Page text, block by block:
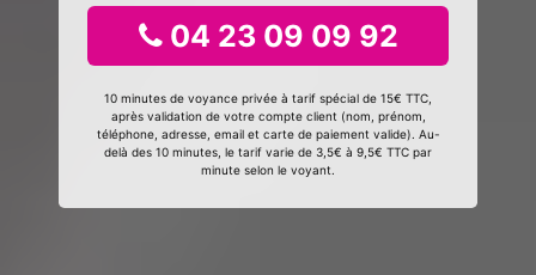
04 23 09 09 92
10 minutes de voyance privée à tarif spécial de 15€ TTC,
après validation de votre compte client (nom, prénom,
téléphone, adresse, email et carte de paiement valide). Au-
delà des 10 minutes, le tarif varie de 3,5€ à 9,5€ TTC par
minute selon le voyant.